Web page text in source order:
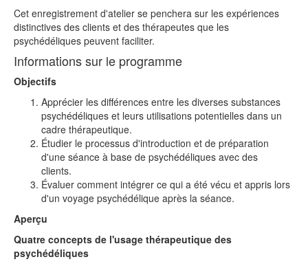
Cet enregistrement d'atelier se penchera sur les expériences
distinctives des clients et des thérapeutes que les
psychédéliques peuvent faciliter.
Informations sur le programme
Objectifs
Apprécier les différences entre les diverses substances
psychédéliques et leurs utilisations potentielles dans un
cadre thérapeutique.
Étudier le processus d'introduction et de préparation
d'une séance à base de psychédéliques avec des
clients.
Évaluer comment intégrer ce qui a été vécu et appris lors
d'un voyage psychédélique après la séance.
Aperçu
Quatre concepts de l'usage thérapeutique des
psychédéliques